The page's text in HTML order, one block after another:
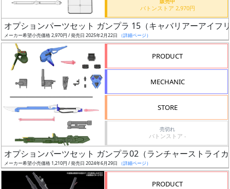
発
売
Web
プッ
シュ
通知
対象
ャ
ラ
リ
バトンストア 2,970円
オプションパーツセット ガンプラ 15（キャバリアーアイフ
メーカー希望小売価格 2,970円 / 発売日 2025年2月22日 （詳細ページ）
PRODUCT
MECHANIC
STORE
売切れ
バトンストア -
オプションパーツセット ガンプラ02（ランチャーストライ
メーカー希望小売価格 1,210円 / 発売日 2024年6月29日 （詳細ページ）
PRODUCT